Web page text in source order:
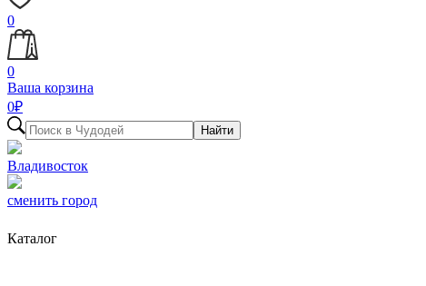
0
0
Ваша корзина
0₽
Найти
Владивосток
сменить город
Каталог